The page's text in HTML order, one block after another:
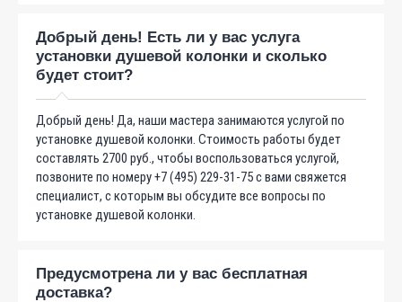
Добрый день! Есть ли у вас услуга
установки душевой колонки и сколько
будет стоит?
Добрый день! Да, наши мастера занимаются услугой по
установке душевой колонки. Стоимость работы будет
составлять 2700 руб., чтобы воспользоваться услугой,
позвоните по номеру +7 (495) 229-31-75 с вами свяжется
специалист, с которым вы обсудите все вопросы по
установке душевой колонки.
Предусмотрена ли у вас бесплатная
доставка?